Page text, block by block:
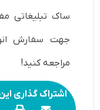
ساک تبلیغاتی
جهت سفارش
مراجعه کنید!
اشتراک گذاری